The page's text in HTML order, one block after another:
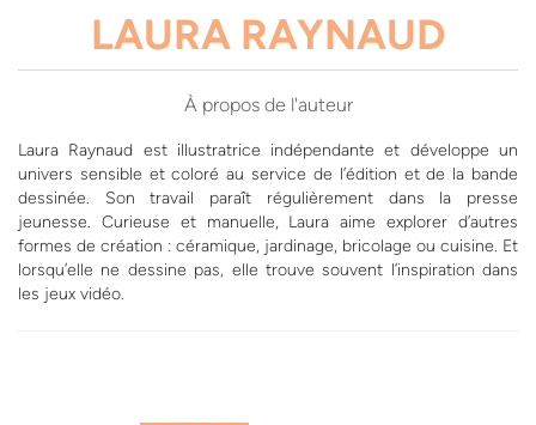
LAURA RAYNAUD
À propos de l'auteur
Laura Raynaud est illustratrice indépendante et développe un
univers sensible et coloré au service de l’édition et de la bande
dessinée. Son travail paraît régulièrement dans la presse
jeunesse. Curieuse et manuelle, Laura aime explorer d’autres
formes de création : céramique, jardinage, bricolage ou cuisine. Et
lorsqu’elle ne dessine pas, elle trouve souvent l’inspiration dans
les jeux vidéo.